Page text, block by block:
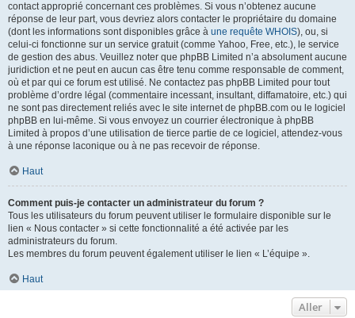
contact approprié concernant ces problèmes. Si vous n’obtenez aucune
réponse de leur part, vous devriez alors contacter le propriétaire du domaine
(dont les informations sont disponibles grâce à une requête WHOIS), ou, si
celui-ci fonctionne sur un service gratuit (comme Yahoo, Free, etc.), le service
de gestion des abus. Veuillez noter que phpBB Limited n’a absolument aucune
juridiction et ne peut en aucun cas être tenu comme responsable de comment,
où et par qui ce forum est utilisé. Ne contactez pas phpBB Limited pour tout
problème d’ordre légal (commentaire incessant, insultant, diffamatoire, etc.) qui
ne sont pas directement reliés avec le site internet de phpBB.com ou le logiciel
phpBB en lui-même. Si vous envoyez un courrier électronique à phpBB
Limited à propos d’une utilisation de tierce partie de ce logiciel, attendez-vous
à une réponse laconique ou à ne pas recevoir de réponse.
Haut
Comment puis-je contacter un administrateur du forum ?
Tous les utilisateurs du forum peuvent utiliser le formulaire disponible sur le
lien « Nous contacter » si cette fonctionnalité a été activée par les
administrateurs du forum.
Les membres du forum peuvent également utiliser le lien « L’équipe ».
Haut
Aller